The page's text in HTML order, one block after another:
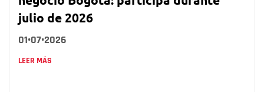
julio de 2026
01•07•2026
LEER MÁS